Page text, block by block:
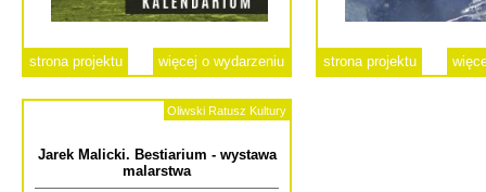
strona projektu więcej o wydarzeniu strona projektu
Oliwski Ratusz Kultury
Jarek Malicki. Bestiarium - wystawa
malarstwa